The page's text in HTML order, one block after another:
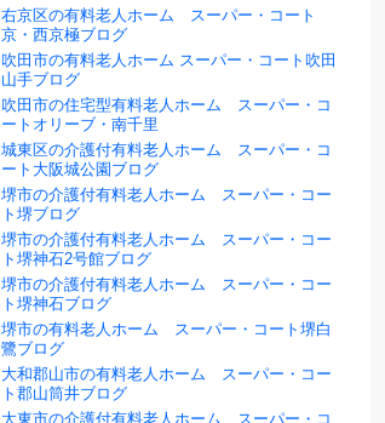
右京区の有料老人ホーム スーパー・コート
京・西京極ブログ
吹田市の有料老人ホーム スーパー・コート吹田
山手ブログ
吹田市の住宅型有料老人ホーム スーパー・コ
ートオリーブ・南千里
城東区の介護付有料老人ホーム スーパー・コ
ート大阪城公園ブログ
堺市の介護付有料老人ホーム スーパー・コー
ト堺ブログ
堺市の介護付有料老人ホーム スーパー・コー
ト堺神石2号館ブログ
堺市の介護付有料老人ホーム スーパー・コー
ト堺神石ブログ
堺市の有料老人ホーム スーパー・コート堺白
鷺ブログ
大和郡山市の有料老人ホーム スーパー・コー
ト郡山筒井ブログ
大東市の介護付有料老人ホーム スーパー・コ